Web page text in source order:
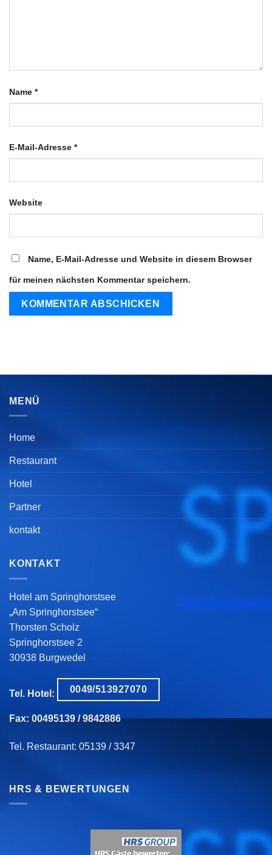
Name *
E-Mail-Adresse *
Website
Name, E-Mail-Adresse und Website in diesem Browser
für meinen nächsten Kommentar speichern.
MENÜ
Home
Restaurant
Hotel
Partner
kontakt
KONTAKT
Hotel am Springhorstsee
„Am Springhorstsee“
Thorsten Scholz
Springhorstsee 2
30938 Burgwedel
Tel. Hotel: 0049/513927070
Fax: 00495139 / 9842886
Tel. Restaurant: 05139 / 3347
HRS & BEWERTUNGEN